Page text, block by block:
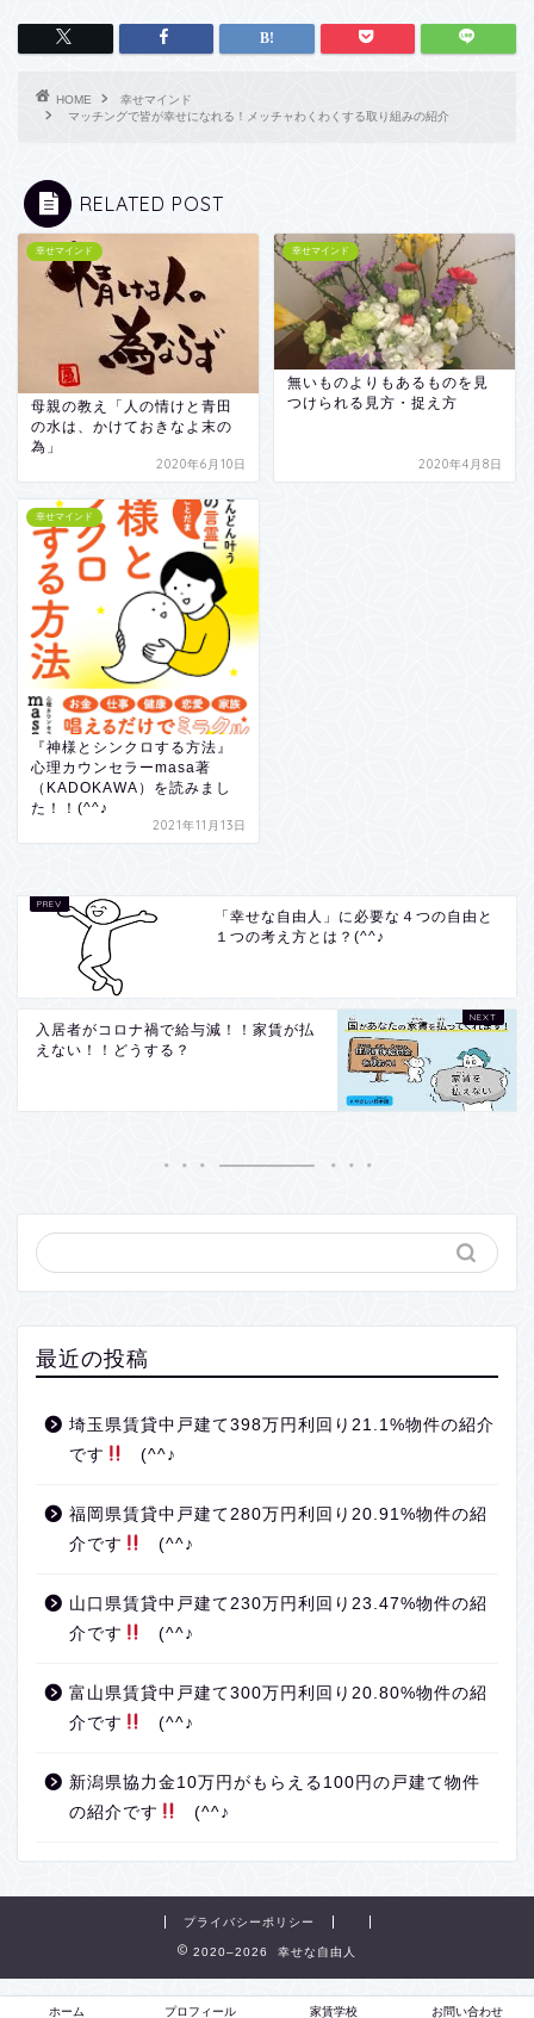
HOME
幸せマインド
マッチングで皆が幸せになれる！メッチャわくわくする取り組みの紹介
RELATED POST
幸せマインド
母親の教え「人の情けと青田
の水は、かけておきなよ末の
為」
2020年6月10日
幸せマインド
無いものよりもあるものを見
つけられる見方・捉え方
2020年4月8日
幸せマインド
『神様とシンクロする方法』
心理カウンセラーmasa著
（KADOKAWA）を読みまし
た！！(^^♪
2021年11月13日
「幸せな自由人」に必要な４つの自由と
１つの考え方とは？(^^♪
入居者がコロナ禍で給与減！！家賃が払
えない！！どうする？
最近の投稿
埼玉県賃貸中戸建て398万円利回り21.1%物件の紹介
です
(^^♪
福岡県賃貸中戸建て280万円利回り20.91%物件の紹
介です
(^^♪
山口県賃貸中戸建て230万円利回り23.47%物件の紹
介です
(^^♪
富山県賃貸中戸建て300万円利回り20.80%物件の紹
介です
(^^♪
新潟県協力金10万円がもらえる100円の戸建て物件
の紹介です
(^^♪
プライバシーポリシー
2020–2026 幸せな自由人
ホーム プロフィール 家賃学校 お問い合わせ